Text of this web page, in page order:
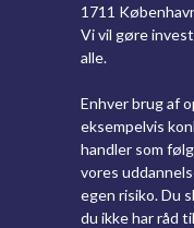
1711
Vi vil gøre
alle.
Enhver brug af
eksempelvis
handler som
vores
egen risiko. Du
du ikke har råd